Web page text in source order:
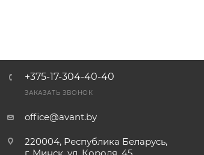
+375-17-304-40-40
ЗАКАЗАТЬ ЗВОНОК
office@avant.by
220004, Республика Беларусь,